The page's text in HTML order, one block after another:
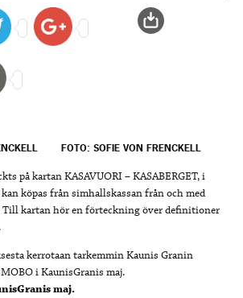
FOTO: SOFIE VON FRENCKELL
på kartan KASAVUORI – KASABERGET, i
köpas från simhallskassan från och med
Till kartan hör en förteckning över definitioner
maj.